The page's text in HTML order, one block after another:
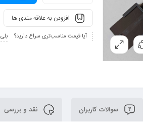
افزودن به علاقه مندی ها
آیا قیمت مناسب‌تری سراغ دارید؟ بلی
سوالات کاربران نقد و بررسی